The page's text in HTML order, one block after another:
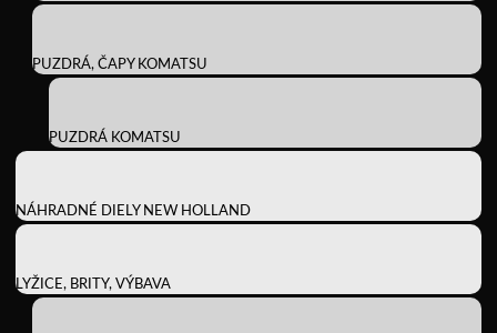
PUZDRÁ, ČAPY KOMATSU
PUZDRÁ KOMATSU
NÁHRADNÉ DIELY NEW HOLLAND
LYŽICE, BRITY, VÝBAVA